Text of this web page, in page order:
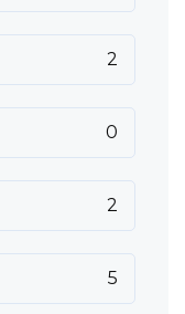
2
0
2
5